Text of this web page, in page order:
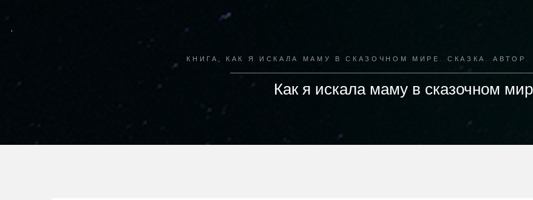
.
КНИГА, КАК Я ИСКАЛА МАМУ В СКАЗОЧНОМ МИРЕ. СКАЗКА.
Как я искала маму в сказочном